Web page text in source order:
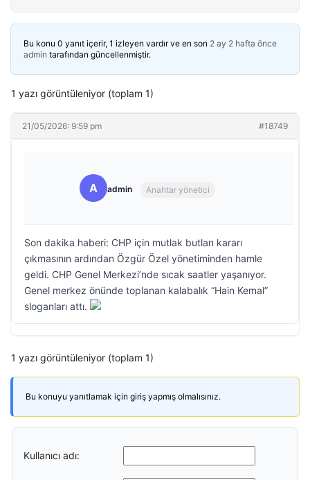
Bu konu 0 yanıt içerir, 1 izleyen vardır ve en son 2 ay 2 hafta önce
admin tarafından güncellenmiştir.
1 yazı görüntüleniyor (toplam 1)
21/05/2026: 9:59 pm #18749
A admin Anahtar yönetici
Son dakika haberi: CHP için mutlak butlan kararı
çıkmasının ardından Özgür Özel yönetiminden hamle
geldi. CHP Genel Merkezi’nde sıcak saatler yaşanıyor.
Genel merkez önünde toplanan kalabalık “Hain Kemal”
sloganları attı.
1 yazı görüntüleniyor (toplam 1)
Bu konuyu yanıtlamak için giriş yapmış olmalısınız.
Kullanıcı adı: